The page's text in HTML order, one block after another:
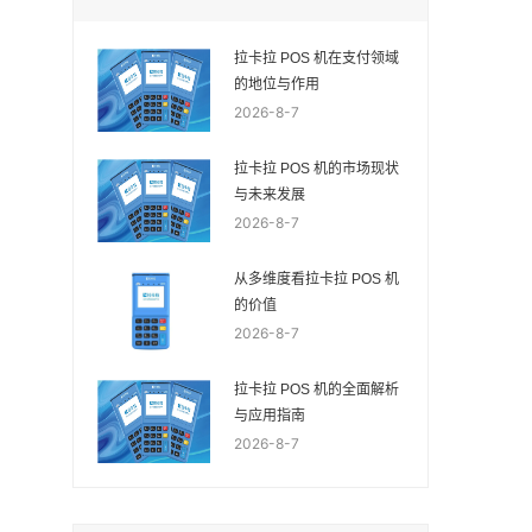
拉卡拉 POS 机在支付领域
的地位与作用
2026-8-7
拉卡拉 POS 机的市场现状
与未来发展
2026-8-7
从多维度看拉卡拉 POS 机
的价值
2026-8-7
拉卡拉 POS 机的全面解析
与应用指南
2026-8-7